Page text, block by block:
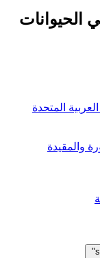
الحيوانات
المتحدة
والمقيدة